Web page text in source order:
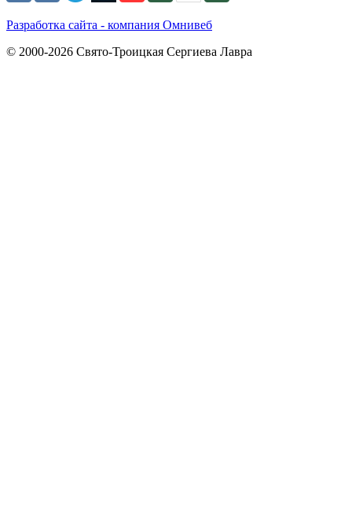
Разработка сайта - компания Омнивеб
© 2000-2026 Свято-Троицкая Сергиева Лавра